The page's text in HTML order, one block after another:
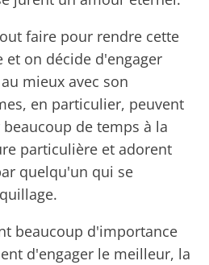
faire pour rendre cette
on décide d'engager
mieux avec son
en particulier, peuvent
de temps à la
particulière et adorent
quelqu'un qui se
beaucoup d'importance
d'engager le meilleur, la